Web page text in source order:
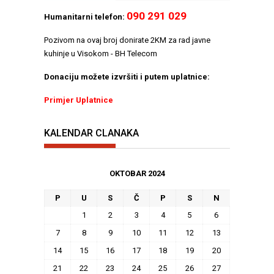
Humanitarni telefon: 090 291 029
Pozivom na ovaj broj donirate 2KM za rad javne
kuhinje u Visokom - BH Telecom
Donaciju možete izvršiti i putem uplatnice:
Primjer Uplatnice
KALENDAR CLANAKA
OKTOBAR 2024
P U S Č P S
N
1
2 3 4 5
6
7
8 9 10 11 12
13
14
15 16 17 18 19
20
21
22 23 24 25 26
27